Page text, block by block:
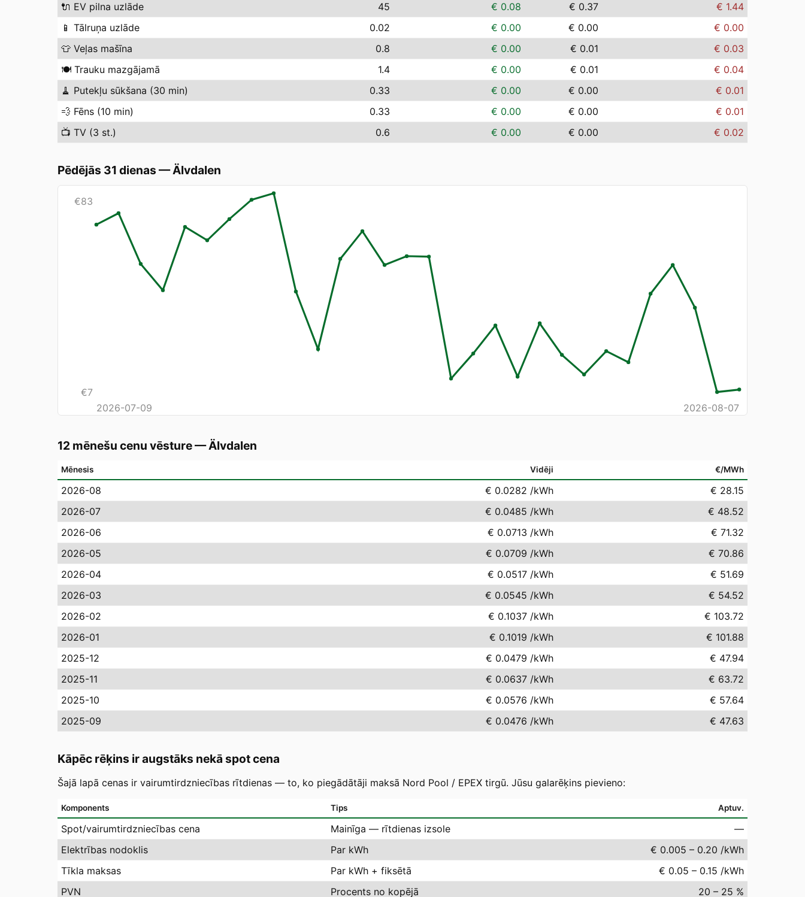
🔌 EV pilna uzlāde 45 € 0.08 € 0.37
€ 1.44
📱 Tālruņa uzlāde 0.02 € 0.00 € 0.00
€ 0.00
👕 Veļas mašīna 0.8 € 0.00 € 0.01
€ 0.03
🍽️ Trauku mazgājamā 1.4 € 0.00 € 0.01
€ 0.04
🧹 Putekļu sūkšana (30 min) 0.33 € 0.00 € 0.00
€ 0.01
💨 Fēns (10 min) 0.33 € 0.00 € 0.00
€ 0.01
📺 TV (3 st.) 0.6 € 0.00 € 0.00 € 0.02
Pēdējās 31 dienas —Älvdalen
€83
€7
2026-07-09
2026-08-07
12 mēnešu cenu vēsture—Älvdalen
Mēnesis Vidēji €/MWh
2026-08 € 0.0282 /kWh
€ 28.15
2026-07
€ 0.0485 /kWh
€ 48.52
2026-06
€ 0.0713 /kWh
€ 71.32
2026-05
€ 0.0709 /kWh
€ 70.86
2026-04
€ 0.0517 /kWh
€ 51.69
2026-03
€ 0.0545 /kWh
€ 54.52
2026-02
€ 0.1037 /kWh
€ 103.72
2026-01
€ 0.1019 /kWh
€ 101.88
2025-12
€ 0.0479 /kWh
€ 47.94
2025-11
€ 0.0637 /kWh
€ 63.72
2025-10
€ 0.0576 /kWh
€ 57.64
2025-09
€ 0.0476 /kWh € 47.63
Kāpēc rēķins ir augstāks nekā spot cena
Šajā lapā cenas ir vairumtirdzniecības rītdienas — to, ko piegādātāji maksā Nord Pool / EPEX tirgū. Jūsu galarēķins pievieno:
Komponents Tips Aptuv.
Spot/vairumtirdzniecības cena Mainīga — rītdienas izsole
—
Elektrības nodoklis
Par kWh
€ 0.005 – 0.20 /kWh
Tīkla maksas
Par kWh + fiksētā
€ 0.05 – 0.15 /kWh
PVN
Procents no kopējā 20 – 25 %